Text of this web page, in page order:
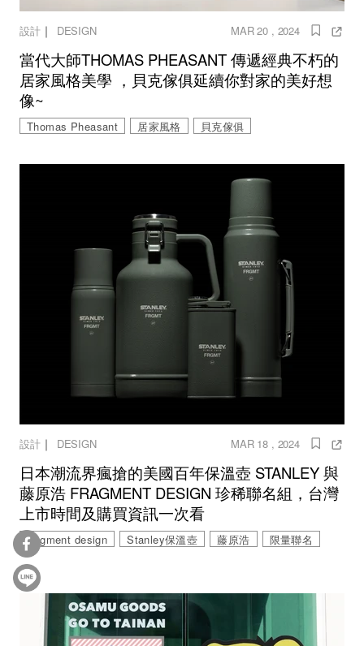
設計｜ DESIGN MAR 20 , 2024
當代大師THOMAS PHEASANT 傳遞經典不朽的
居家風格美學 ，貝克傢俱延續你對家的美好想
像~
Thomas Pheasant 居家風格 貝克傢俱
設計｜ DESIGN MAR 18 , 2024
日本潮流界瘋搶的美國百年保溫壺 STANLEY 與
藤原浩 FRAGMENT DESIGN 珍稀聯名組，台灣
上市時間及購買資訊一次看
fragment design Stanley保溫壺 藤原浩 限量聯名